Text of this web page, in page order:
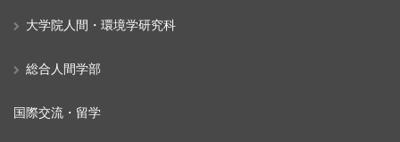
大学院人間・環境学研究科
総合人間学部
国際交流・留学